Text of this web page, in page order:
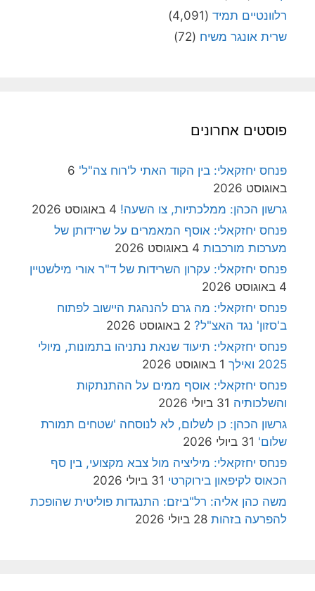
רלוונטיים תמיד (4,091)
שרית אונגר משיח (72)
פוסטים אחרונים
פנחס יחזקאלי: בין הקוד האתי ל'רוח צה"ל' 6
באוגוסט 2026
גרשון הכהן: ממלכתיות, צו השעה! 4 באוגוסט 2026
פנחס יחזקאלי: אוסף המאמרים על שרידותן של
מערכות מורכבות 4 באוגוסט 2026
פנחס יחזקאלי: עקרון השרידות של ד"ר אורי מילשטיין
4 באוגוסט 2026
פנחס יחזקאלי: מה גרם להנהגת היישוב לפתוח
ב'סזון' נגד האצ"ל? 2 באוגוסט 2026
פנחס יחזקאלי: תיעוד שנאת נתניהו בתמונות, מיולי
2025 ואילך
1 באוגוסט 2026
פנחס יחזקאלי: אוסף ממים על ההתנתקות
והשלכותיה 31 ביולי 2026
גרשון הכהן: כן לשלום, לא לנוסחה 'שטחים תמורת
שלום' 31 ביולי 2026
פנחס יחזקאלי: מיליציה מול צבא מקצועי, בין סף
הכאוס לקיפאון בירוקרטי 31 ביולי 2026
משה כהן אליה: רל"ביזם: התנגדות פוליטית שהופכת
להפרעה בזהות 28 ביולי 2026